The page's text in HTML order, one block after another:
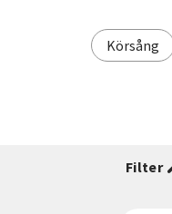
Körsång
Filter